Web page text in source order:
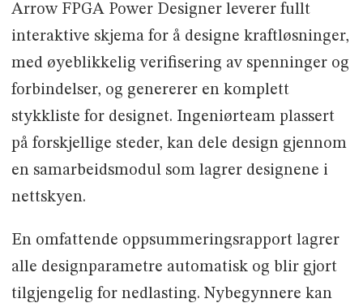
Arrow FPGA Power Designer leverer fullt
interaktive skjema for å designe kraftløsninger,
med øyeblikkelig verifisering av spenninger og
forbindelser, og genererer en komplett
stykkliste for designet. Ingeniørteam plassert
på forskjellige steder, kan dele design gjennom
en samarbeidsmodul som lagrer designene i
nettskyen.
En omfattende oppsummeringsrapport lagrer
alle designparametre automatisk og blir gjort
tilgjengelig for nedlasting. Nybegynnere kan